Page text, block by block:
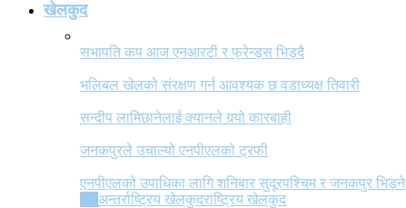
खेलकुद
सभापति कप आज एनआरटी र फ्रेन्ड्स भिड्दै
भलिबल खेलको संरक्षण गर्न आवश्यक छ वडाध्यक्ष तिवारी
सन्दीप लामिछानेलाई क्यानले गर्‍यो कारबाही
जनकपुरले उचाल्यो एनपीएलको ट्रफी
एनपीएलको उपाधिका लागि शनिबार सुदूरपश्चिम र जनकपुर भिड्ने
अन्तर्राष्ट्रिय खेलकुदराष्ट्रिय खेलकुद